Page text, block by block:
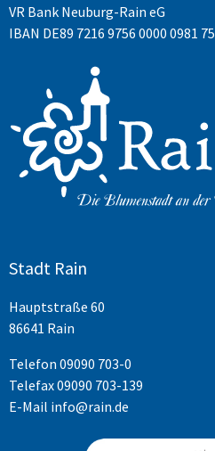
VR Bank Neuburg-Rain eG
IBAN DE89 7216 9756 0000 0981 75
Stadt Rain
Hauptstraße 60
86641 Rain
Telefon 09090 703-0
Telefax 09090 703-139
E-Mail info@rain.de